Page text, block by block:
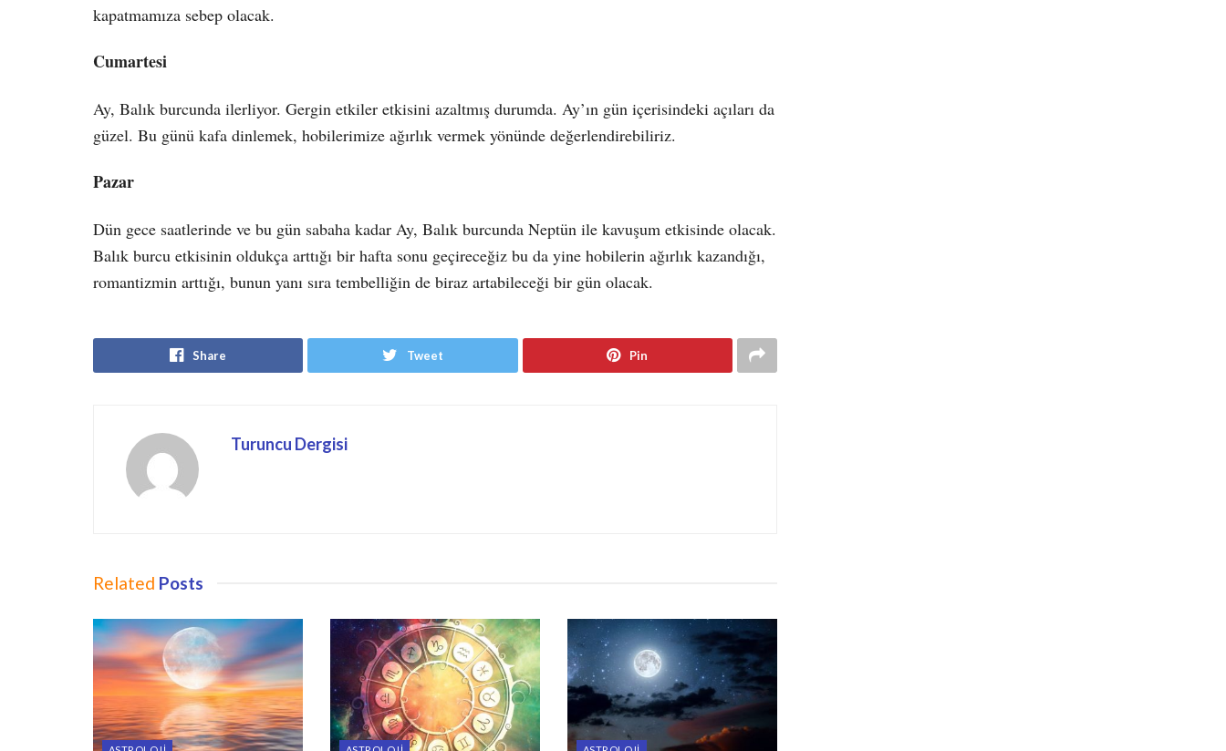
kapatmamıza sebep olacak.
Cumartesi
Ay, Balık burcunda ilerliyor. Gergin etkiler etkisini azaltmış durumda. Ay’ın gün içerisindeki açıları da
güzel. Bu günü kafa dinlemek, hobilerimize ağırlık vermek yönünde değerlendirebiliriz.
Pazar
Dün gece saatlerinde ve bu gün sabaha kadar Ay, Balık burcunda Neptün ile kavuşum etkisinde olacak.
Balık burcu etkisinin oldukça arttığı bir hafta sonu geçireceğiz bu da yine hobilerin ağırlık kazandığı,
romantizmin arttığı, bunun yanı sıra tembelliğin de biraz artabileceği bir gün olacak.
Share Tweet Pin
Turuncu Dergisi
Related Posts